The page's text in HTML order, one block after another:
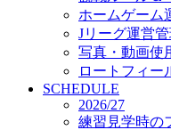
オフィシャル
オンラインス
ACADEMY
アカデミーに
プロジェクト
コーチ&スタッ
ジュニア
ホームゲーム
Jリーグ運営
写真・動画使
ロートフィー
SCHEDULE
2026/27
練習見学時の